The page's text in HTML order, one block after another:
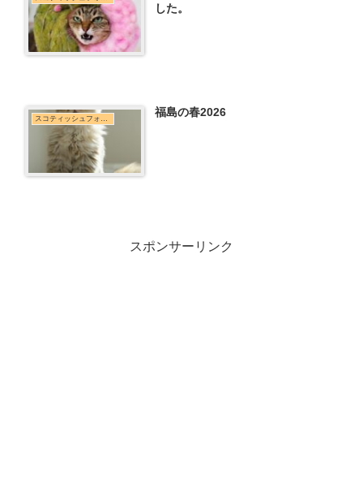
した。
福島の春2026
スポンサーリンク